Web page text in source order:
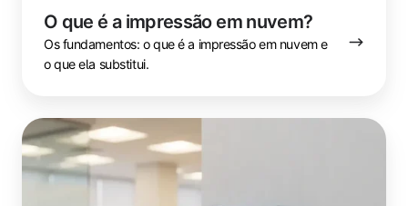
O que é a impressão em nuvem?
Os fundamentos: o que é a impressão em nuvem e
o que ela substitui.
Segurança
da
impressão